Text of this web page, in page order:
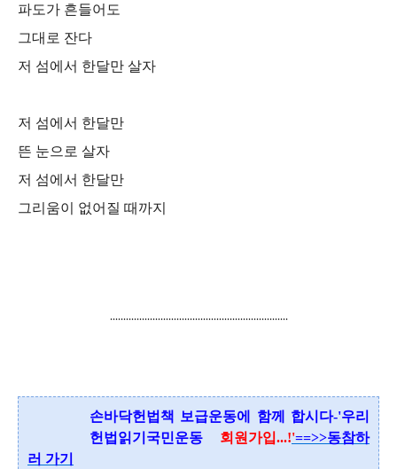
파도가 흔들어도
그대로 잔다
저 섬에서 한달만 살자
저 섬에서 한달만
뜬 눈으로 살자
저 섬에서 한달만
그리움이 없어질 때까지
...................................................................
손바닥헌법책 보급운동에 함께 합시다-'우리
헌법읽기국민운동 회원가입...!'==>>동참하
러 가기